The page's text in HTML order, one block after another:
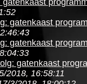
gatenkaast
gatenkaast
gatenkaast
2018, 16:58:11